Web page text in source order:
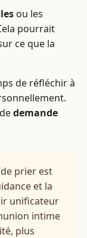
ou les
pourrait
ce que la
de réfléchir à
demande
prier est
et la
unificateur
intime
plus